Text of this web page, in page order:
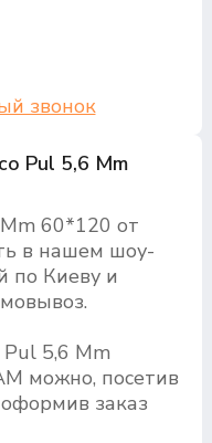
Pul 5,6 Mm
60*120 от
в нашем шоу-
по Киеву и
5,6 Mm
можно, посетив
заказ
звонок